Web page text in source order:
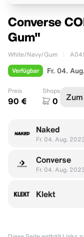
Converse
Gum"
White/Navy/Gum
Verfügbar Fr. 04. Aug.
Preis
90 €
Shops
0
Naked
Fr. 04. Aug.
Converse
Fr. 04. Aug.
Klekt